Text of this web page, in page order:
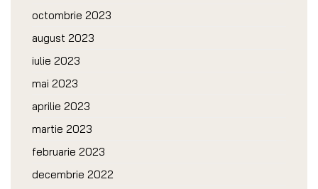
octombrie 2023
august 2023
iulie 2023
mai 2023
aprilie 2023
martie 2023
februarie 2023
decembrie 2022